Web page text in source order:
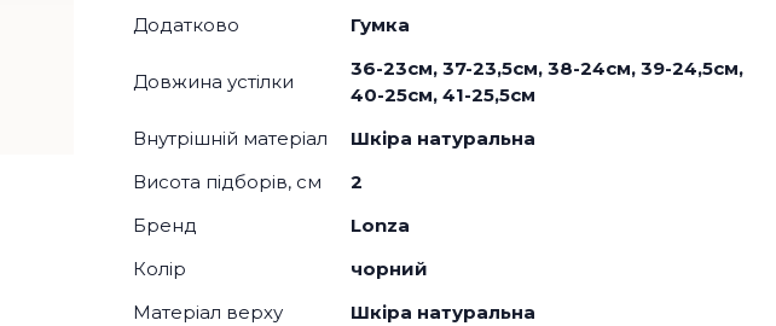
Додатково
Гумка
Довжина устілки
36-23см, 37-23,5см, 38-24см, 39-24,5см,
40-25см, 41-25,5см
Внутрішній матеріал
Шкіра натуральна
Висота підборів, см
2
Бренд
Lonza
Колір
чорний
Матеріал верху
Шкіра натуральна